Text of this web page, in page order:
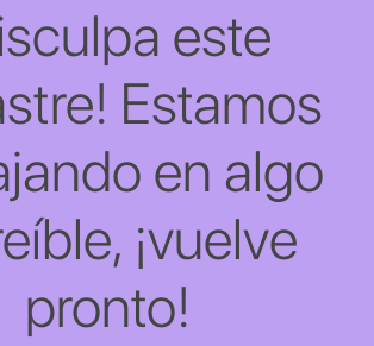
este
Estamos
en algo
¡vuelve
pronto!